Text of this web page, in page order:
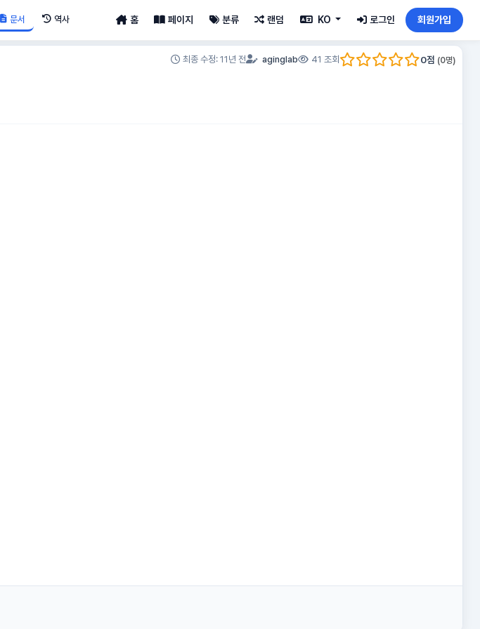
문서 역사 홈 페이지 분류 랜덤 KO 로그인 회원가입
최종 수정: 11년 전 aginglab 41 조회 0점 (0명)